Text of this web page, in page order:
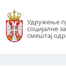
Удружење
социјалне
смештај